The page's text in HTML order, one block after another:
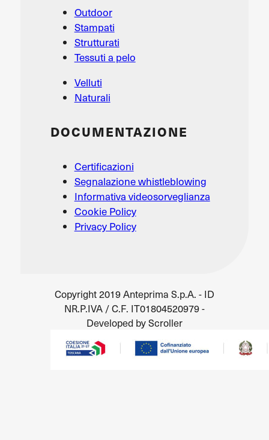
Outdoor
Stampati
Strutturati
Tessuti a pelo
Velluti
Naturali
DOCUMENTAZIONE
Certificazioni
Segnalazione whistleblowing
Informativa videosorveglianza
Cookie Policy
Privacy Policy
Copyright 2019 Anteprima S.p.A. - ID
NR.P.IVA / C.F. IT01804520979 -
Developed by Scroller